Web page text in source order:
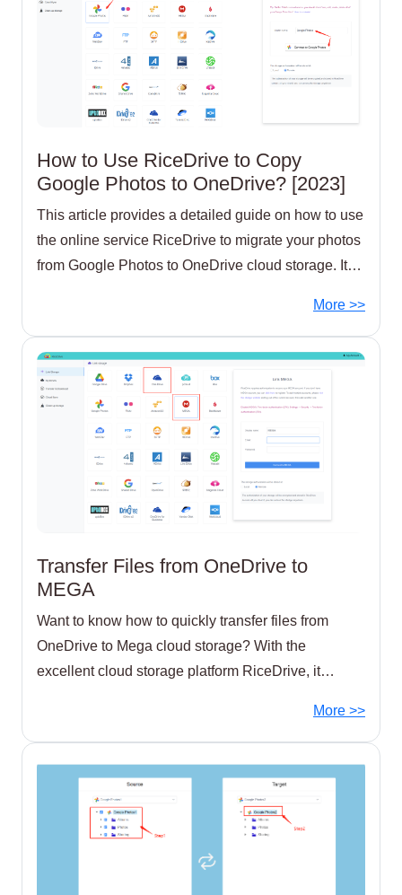
How to Use RiceDrive to Copy
Google Photos to OneDrive? [2023]
This article provides a detailed guide on how to use
the online service RiceDrive to migrate your photos
from Google Photos to OneDrive cloud storage. It
More >>
Transfer Files from OneDrive to
MEGA
Want to know how to quickly transfer files from
OneDrive to Mega cloud storage? With the
excellent cloud storage platform RiceDrive, it
More >>